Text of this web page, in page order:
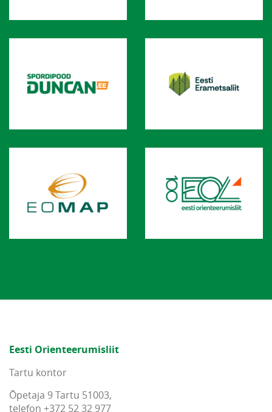
Eesti Orienteerumisliit
Tartu kontor
Õpetaja 9 Tartu 51003,
telefon +372 52 32 977